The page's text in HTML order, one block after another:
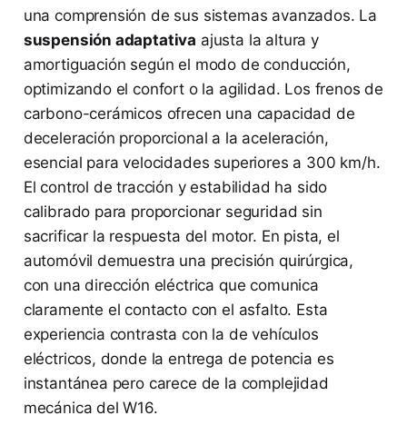
una comprensión de sus sistemas avanzados. La
suspensión adaptativa ajusta la altura y
amortiguación según el modo de conducción,
optimizando el confort o la agilidad. Los frenos de
carbono-cerámicos ofrecen una capacidad de
deceleración proporcional a la aceleración,
esencial para velocidades superiores a 300 km/h.
El control de tracción y estabilidad ha sido
calibrado para proporcionar seguridad sin
sacrificar la respuesta del motor. En pista, el
automóvil demuestra una precisión quirúrgica,
con una dirección eléctrica que comunica
claramente el contacto con el asfalto. Esta
experiencia contrasta con la de vehículos
eléctricos, donde la entrega de potencia es
instantánea pero carece de la complejidad
mecánica del W16.